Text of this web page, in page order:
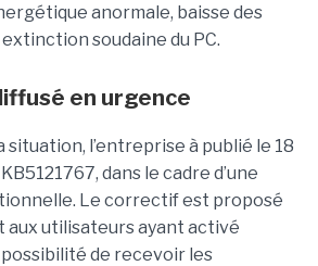
anormale, baisse des
soudaine du PC.
en urgence
situation, l’entreprise à publié le 18
dans le cadre d’une
Le correctif est proposé
utilisateurs ayant activé
de recevoir les